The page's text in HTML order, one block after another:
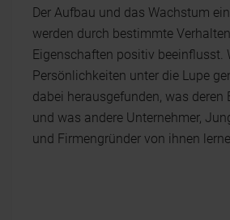
Der Aufbau und das Wachstum
werden durch bestimmte
Eigenschaften positiv beeinflusst.
Persönlichkeiten unter die Lupe
dabei herausgefunden, was
und was andere Unternehmer,
und Firmengründer von ihnen